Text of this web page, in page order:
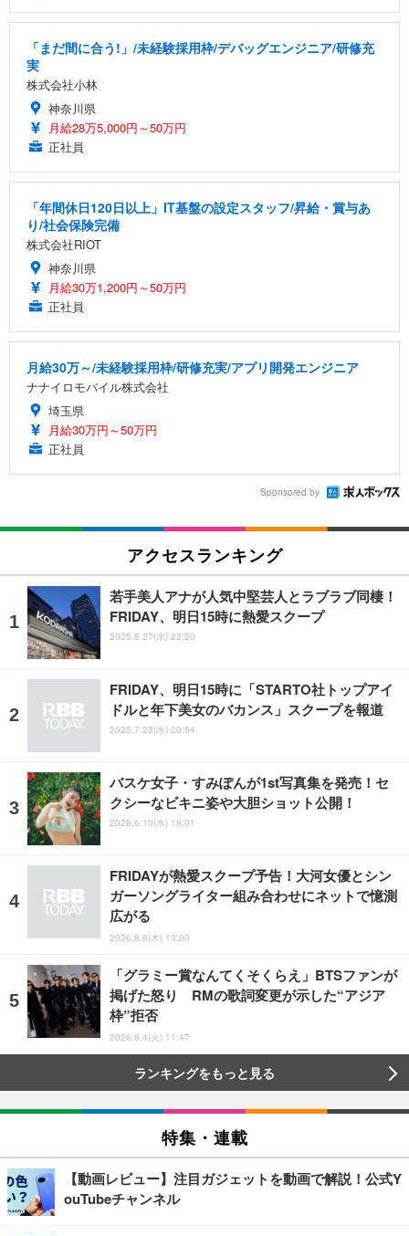
「まだ間に合う!」/未経験採用枠/デバッグエンジニア/研修充
実
株式会社小林
神奈川県
月給28万5,000円～50万円
正社員
「年間休日120日以上」IT基盤の設定スタッフ/昇給・賞与あ
り/社会保険完備
株式会社RIOT
神奈川県
月給30万1,200円～50万円
正社員
月給30万～/未経験採用枠/研修充実/アプリ開発エンジニア
ナナイロモバイル株式会社
埼玉県
月給30万円～50万円
正社員
Sponsored by
アクセスランキング
若手美人アナが人気中堅芸人とラブラブ同棲！
FRIDAY、明日15時に熱愛スクープ
2025.8.27(水) 22:20
FRIDAY、明日15時に「STARTO社トップアイ
ドルと年下美女のバカンス」スクープを報道
2025.7.23(水) 20:54
バスケ女子・すみぽんが1st写真集を発売！セ
クシーなビキニ姿や大胆ショット公開！
2026.6.10(水) 18:01
FRIDAYが熱愛スクープ予告！大河女優とシン
ガーソングライター組み合わせにネットで憶測
広がる
2026.8.6(木) 13:00
「グラミー賞なんてくそくらえ」BTSファンが
掲げた怒り RMの歌詞変更が示した“アジア
枠”拒否
2026.8.4(火) 11:47
ランキングをもっと見る
特集・連載
【動画レビュー】注目ガジェットを動画で解説！公式Y
ouTubeチャンネル